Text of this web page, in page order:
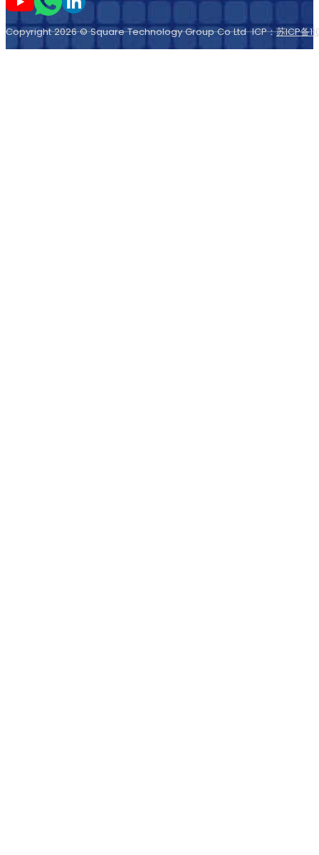
Suivez-moi sur Youtube
Suivez-moi sur Whatsapp
Suivez-moi sur LinkedIn
Copyright 2026 © Square Technology Group Co Ltd ICP：苏ICP备